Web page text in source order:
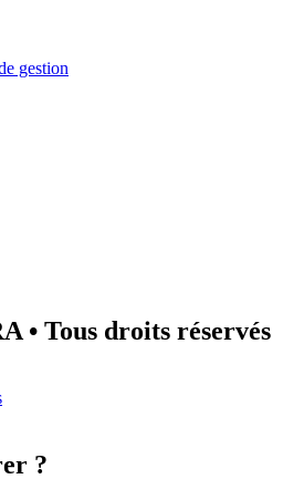
gestion
• Tous droits réservés
?